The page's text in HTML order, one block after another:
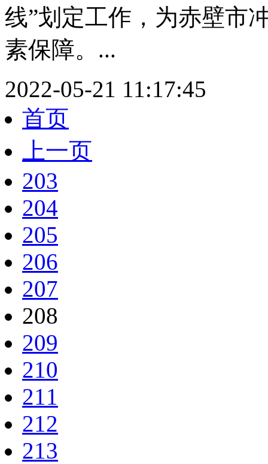
线”划定工作，为赤壁市
素保障。...
2022-05-21 11:17:45
首页
上一页
203
204
205
206
207
208
209
210
211
212
213